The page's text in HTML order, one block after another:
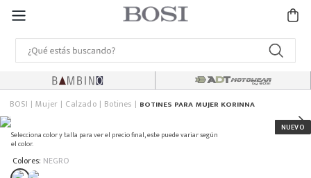
BOSI Mujer Calzado Botines BOTINES PARA MUJER KORINNA
Selecciona color y talla para ver el precio final, este puede variar según
el color.
Colores: NEGRO